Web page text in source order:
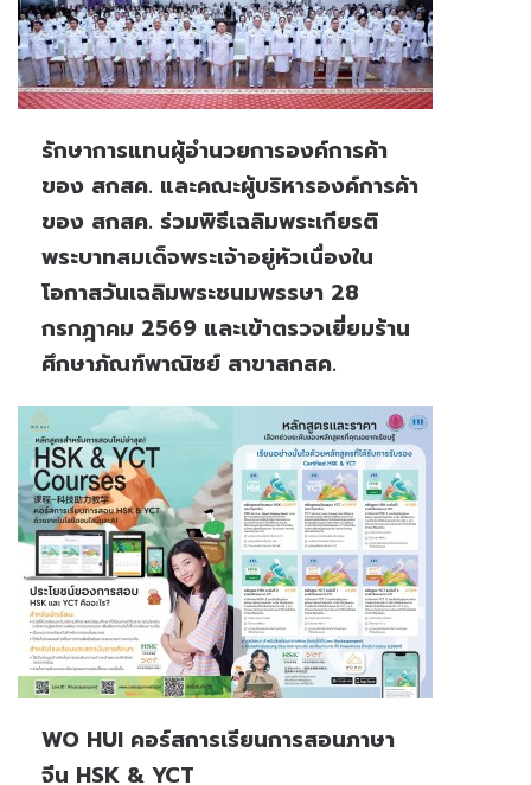
รักษาการแทนผู้อำนวยการองค์การค้า
ของ สกสค. และคณะผู้บริหารองค์การค้า
ของ สกสค. ร่วมพิธีเฉลิมพระเกียรติ
พระบาทสมเด็จพระเจ้าอยู่หัวเนื่องใน
โอกาสวันเฉลิมพระชนมพรรษา 28
กรกฎาคม 2569 และเข้าตรวจเยี่ยมร้าน
ศึกษาภัณฑ์พาณิชย์ สาขาสกสค.
WO HUI คอร์สการเรียนการสอนภาษา
จีน HSK & YCT